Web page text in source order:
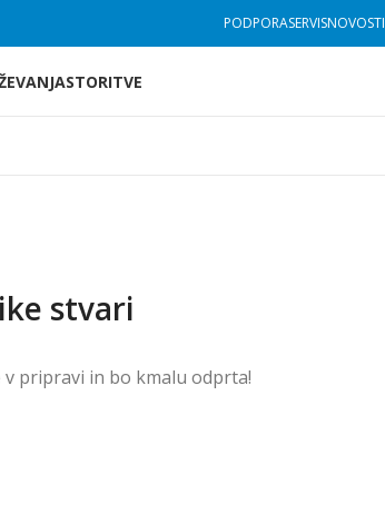
PODPORASERVISNOVOSTI
STORITVE
stvari
pripravi in ​​bo kmalu odprta!